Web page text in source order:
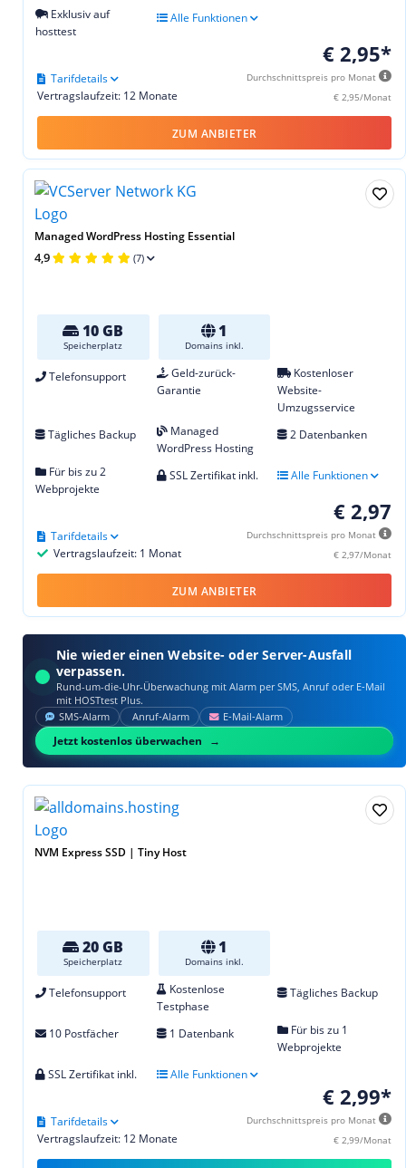
Exklusiv auf
hosttest
Alle Funktionen
€ 2,95*
Durchschnittspreis pro Monat
€ 2,95/Monat
Vertragslaufzeit: 12 Monate
Tarifdetails
ZUM ANBIETER
Managed WordPress Hosting Essential
4,9 (7)
10 GB
Speicherplatz
1
Domains inkl.
Telefonsupport
Geld-zurück-
Garantie
Kostenloser
Website-
Umzugsservice
Tägliches Backup
Managed
WordPress Hosting
2 Datenbanken
Für bis zu 2
Webprojekte
SSL Zertifikat inkl. Alle Funktionen
€ 2,97
Durchschnittspreis pro Monat
€ 2,97/Monat
Vertragslaufzeit: 1 Monat
Tarifdetails
ZUM ANBIETER
Nie wieder einen Website- oder Server-Ausfall
verpassen.
Rund-um-die-Uhr-Überwachung mit Alarm per SMS, Anruf oder E‑Mail
mit HOSTtest Plus.
SMS‑Alarm Anruf‑Alarm E‑Mail‑Alarm
Jetzt kostenlos überwachen
NVM Express SSD | Tiny Host
20 GB
Speicherplatz
1
Domains inkl.
Telefonsupport
Kostenlose
Testphase
Tägliches Backup
10 Postfächer 1 Datenbank
Für bis zu 1
Webprojekte
SSL Zertifikat inkl.
Alle Funktionen
€ 2,99*
Durchschnittspreis pro Monat
€ 2,99/Monat
Vertragslaufzeit: 12 Monate
Tarifdetails